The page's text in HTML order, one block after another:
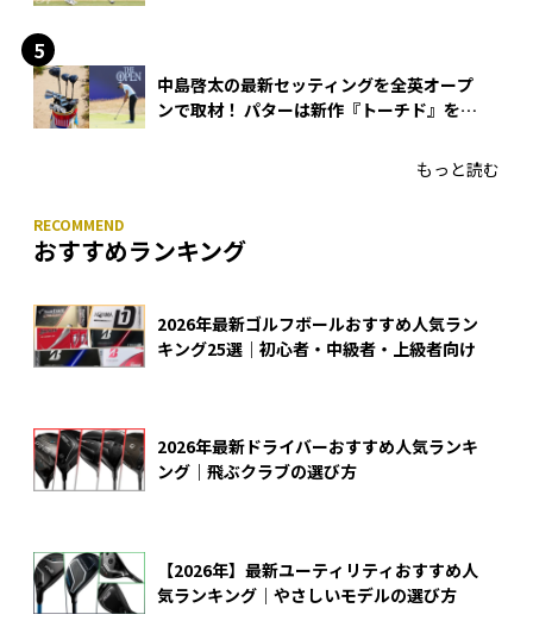
中島啓太の最新セッティングを全英オープ
ンで取材！ パターは新作『トーチド』を投
もっと読む
おすすめランキング
2026年最新ゴルフボールおすすめ人気ラン
キング25選｜初心者・中級者・上級者向け
2026年最新ドライバーおすすめ人気ランキ
ング｜飛ぶクラブの選び方
【2026年】最新ユーティリティおすすめ人
気ランキング｜やさしいモデルの選び方